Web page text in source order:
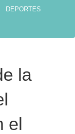
DEPORTES
la
el